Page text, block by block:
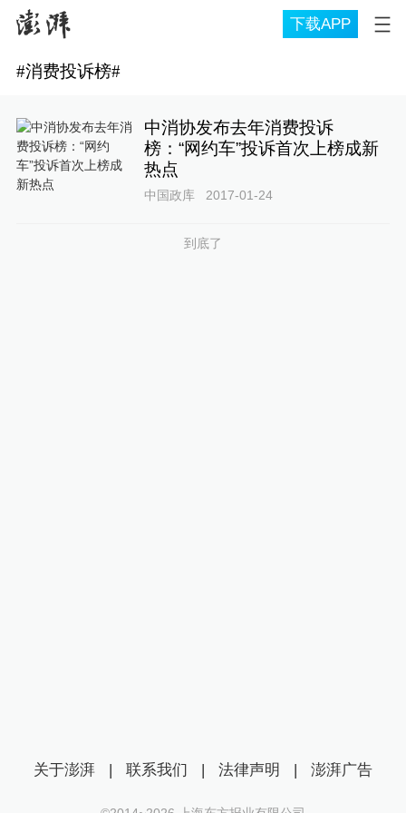
下载APP
#消费投诉榜#
中消协发布去年消费投诉
榜：“网约车”投诉首次上榜成新
热点
中国政库 2017-01-24
到底了
关于澎湃 | 联系我们 | 法律声明 | 澎湃广告